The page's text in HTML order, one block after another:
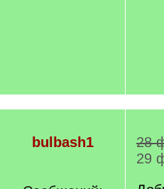
bulbash1
28
29